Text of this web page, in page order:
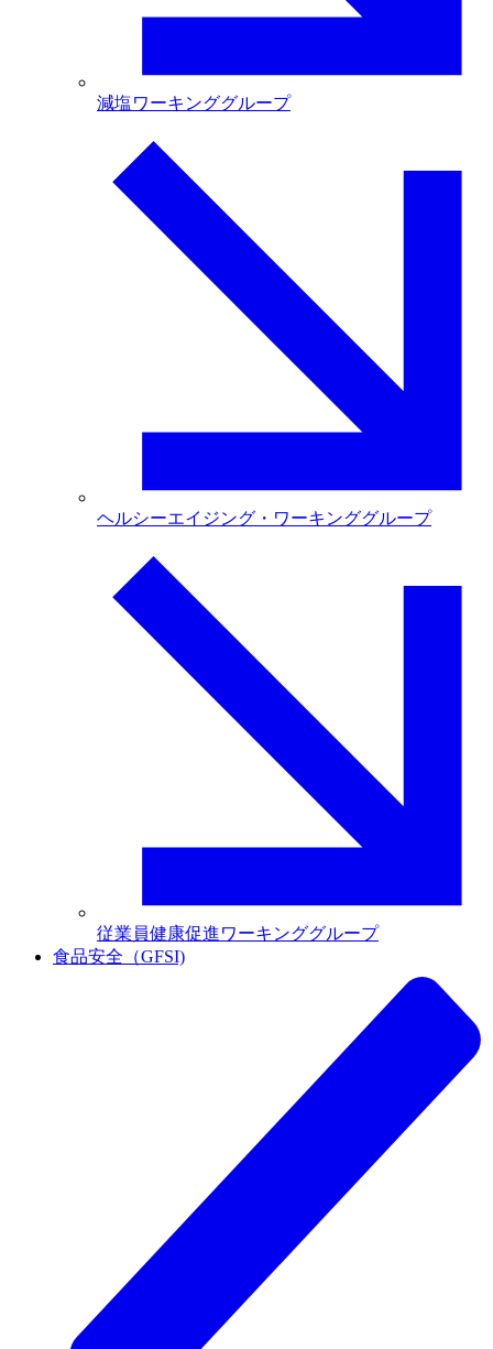
減塩ワーキンググループ
ヘルシーエイジング・ワーキンググループ
従業員健康促進ワーキンググループ
食品安全（GFSI)